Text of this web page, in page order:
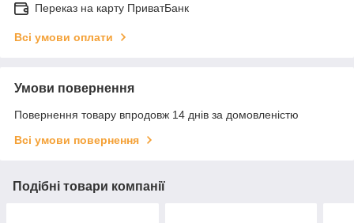
Переказ на карту ПриватБанк
Всі умови оплати
Умови повернення
Повернення товару впродовж 14 днів за домовленістю
Всі умови повернення
Подібні товари компанії